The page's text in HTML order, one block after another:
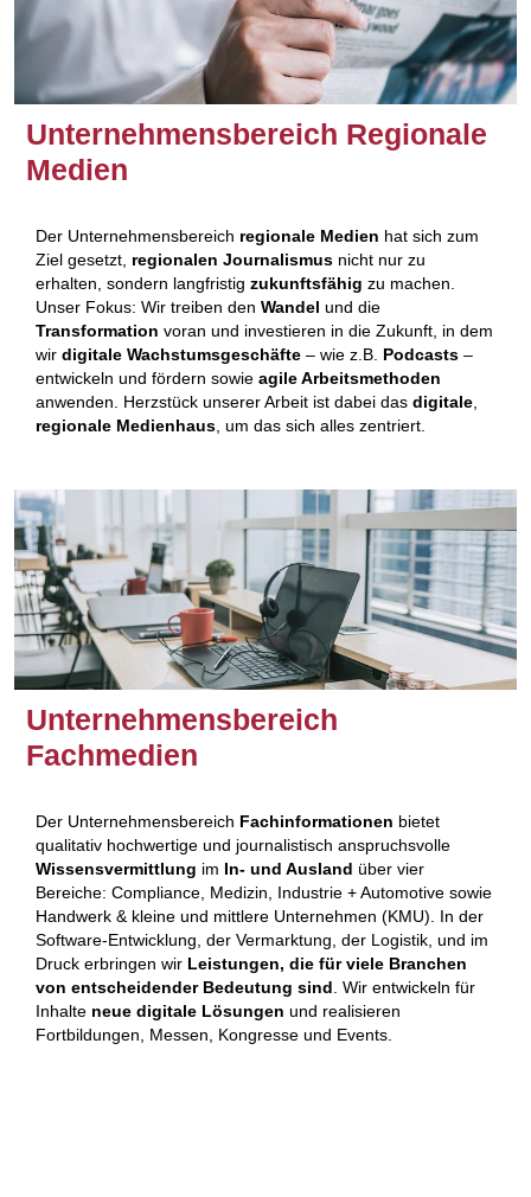
Unternehmensbereich Regionale
Medien
Der Unternehmensbereich regionale Medien hat sich zum
Ziel gesetzt, regionalen Journalismus nicht nur zu
erhalten, sondern langfristig zukunftsfähig zu machen.
Unser Fokus: Wir treiben den Wandel und die
Transformation voran und investieren in die Zukunft, in dem
wir digitale Wachstumsgeschäfte – wie z.B. Podcasts –
entwickeln und fördern sowie agile Arbeitsmethoden
anwenden. Herzstück unserer Arbeit ist dabei das digitale
regionale Medienhaus , um das sich alles zentriert.
Unternehmensbereich
Fachmedien
Der Unternehmensbereich Fachinformationen bietet
qualitativ hochwertige und journalistisch anspruchsvolle
Wissensvermittlung im In- und Ausland über vier
Bereiche: Compliance, Medizin, Industrie + Automotive sowie
Handwerk & kleine und mittlere Unternehmen (KMU). In der
Software-Entwicklung, der Vermarktung, der Logistik, und im
Druck erbringen wir Leistungen, die für viele Branchen
von entscheidender Bedeutung sind . Wir entwickeln für
Inhalte neue digitale Lösungen und realisieren
Fortbildungen, Messen, Kongresse und Events.